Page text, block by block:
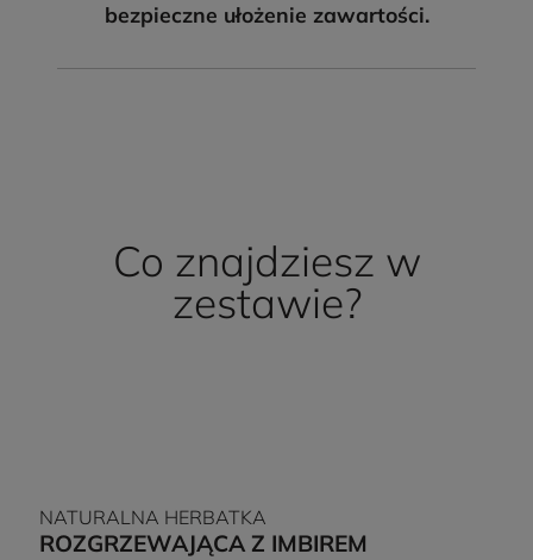
bezpieczne ułożenie zawartości.
Co znajdziesz w
zestawie?
NATURALNA HERBATKA
ROZGRZEWAJĄCA Z IMBIREM